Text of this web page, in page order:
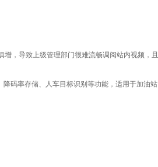
增，导致上级管理部门很难流畅调阅站内视频，且
码率存储、人车目标识别等功能，适用于加油站